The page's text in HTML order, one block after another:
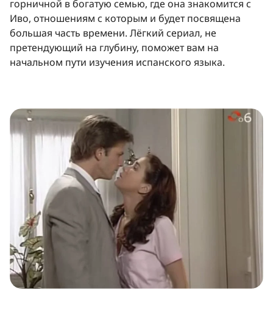
горничной в богатую семью, где она знакомится с
Иво, отношениям с которым и будет посвящена
большая часть времени. Лёгкий сериал, не
претендующий на глубину, поможет вам на
начальном пути изучения испанского языка.